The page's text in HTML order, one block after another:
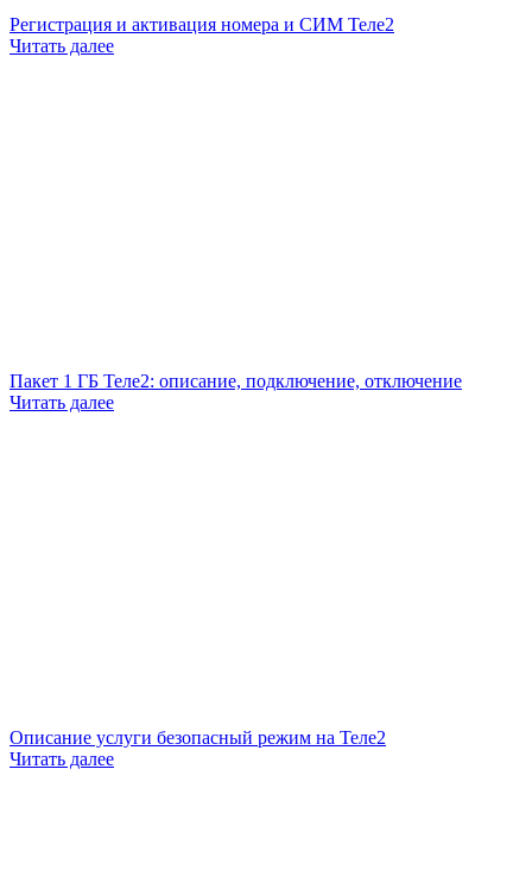
Регистрация и активация номера и СИМ Теле2
Читать далее
Пакет 1 ГБ Теле2: описание, подключение, отключение
Читать далее
Описание услуги безопасный режим на Теле2
Читать далее